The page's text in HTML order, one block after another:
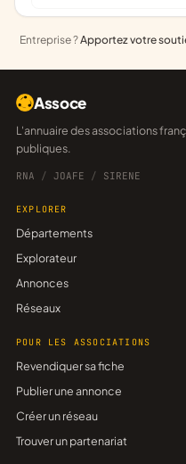
Entreprise ?Apportez votre
Assoce
L'annuaire des associations françaises, construit sur les données
publiques.
RNA / JOAFE / SIRENE
EXPLORER
Départements
Explorateur
Annonces
Réseaux
POUR LES ASSOCIATIONS
Revendiquer sa fiche
Publier une annonce
Créer un réseau
Trouver un partenariat